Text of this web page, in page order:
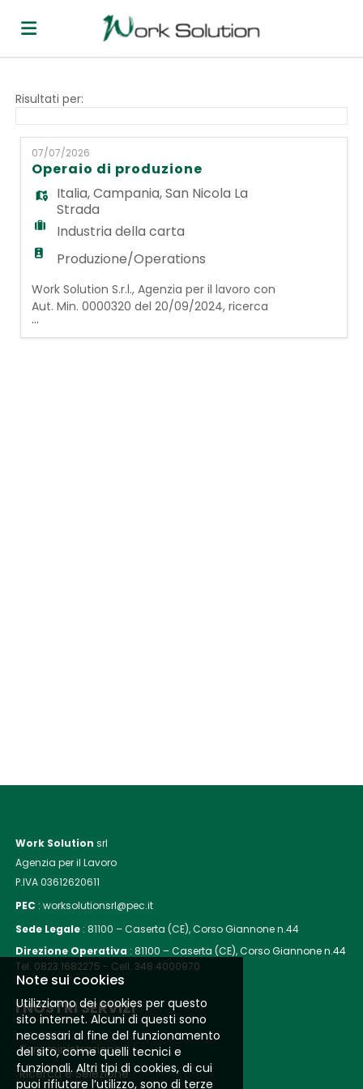
Offerte
di
lavoro
Carica
il
CV
Login
Lingua
Risultati per:
07/07/2026
Operaio di produzione
Italia,Campania,San Nicola La
Strada
Industria della carta
Produzione/Operations
Work Solution S.r.l., Agenzia per il lavoro con
Aut. Min. 0000320 del 20/09/2024, ricerca
per azienda cliente operante nel settore
carta e industria, le figure di: Operai addetti
...
Work Solutionsrl
Agenzia per il Lavoro
P.IVA 03612620611
PEC : worksolutionsrl@pec.it
Sede Legale :81100 – Caserta (CE), Corso Giannone n.44
Direzione Operativa :81100 – Caserta (CE), Corso Giannone n.44
Tel. 0823.1682275 - Cell. 348.4000970
I NOSTRI SERVIZI
Somministrazione
Ricerca e Selezione
Note sui cookies
Utilizziamo dei cookies per questo
sito internet. Alcuni di questi sono
necessari al fine del funzionamento
del sito, come quelli tecnici e
funzionali. Altri tipi di cookies, di cui
puoi rifiutare l’utilizzo, sono di terze